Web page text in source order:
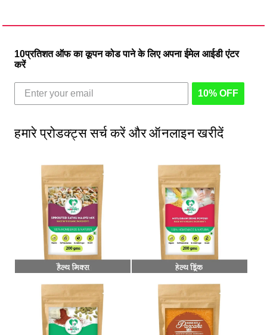
10प्रतिशत ऑफ का कूपन कोड पाने के लिए अपना ईमेल आईडी एंटर
करें
10% OFF
हमारे प्रोडक्ट्स सर्च करें और ऑनलाइन खरीदें